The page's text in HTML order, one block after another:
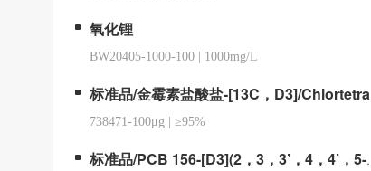
氧化锂
BW20405-1000-100 1000mg/L
标准品/金霉素盐酸盐-[13C，D3]/Chlortetracycline-13C,d3 hydrochloride
738471-100μg ≥95%
标准品/PCB 156-[D3](2，3，3’，4，4’，5-六氯联苯-[D3])/2,3,3',4,4',5-Hexachlorobiphenyl-d3